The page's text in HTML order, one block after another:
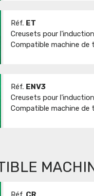
Réf. ET
Creusets pour l'induction
Compatible machine de
Réf. ENV3
Creusets pour l'induction
Compatible machine de